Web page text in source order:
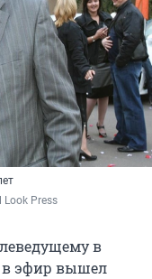
Look Press
в
в эфир вышел